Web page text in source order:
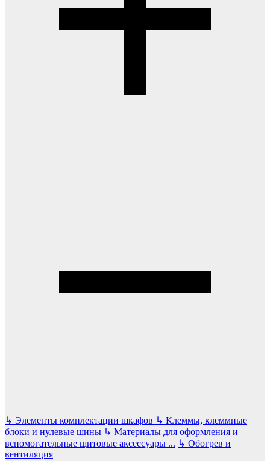
↳ Элементы комплектации шкафов ↳ Клеммы, клеммные
блоки и нулевые шины ↳ Материалы для оформления и
вспомогательные щитовые аксессуары ... ↳ Обогрев и
вентиляция